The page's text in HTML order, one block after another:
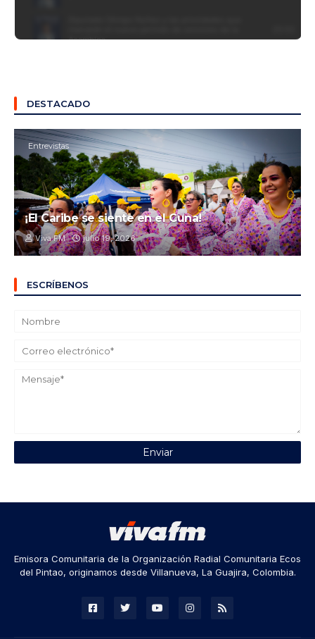
DESTACADO
Entrevistas
¡El Caribe se siente en el Cuna!
Viva FM julio 19, 2026
ESCRÍBENOS
Emisora Comunitaria de la Organización Radial Comunitaria Ecos
del Pintao, originamos desde Villanueva, La Guajira, Colombia.